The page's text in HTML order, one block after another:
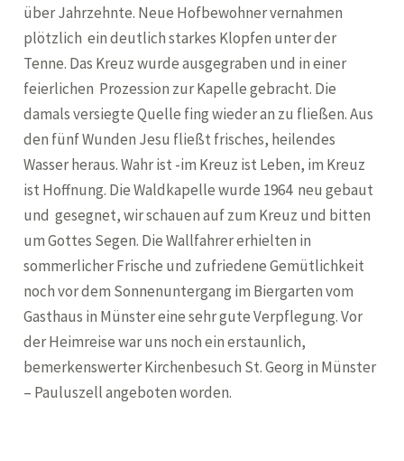
über Jahrzehnte. Neue Hofbewohner vernahmen
plötzlich ein deutlich starkes Klopfen unter der
Tenne. Das Kreuz wurde ausgegraben und in einer
feierlichen Prozession zur Kapelle gebracht. Die
damals versiegte Quelle fing wieder an zu fließen. Aus
den fünf Wunden Jesu fließt frisches, heilendes
Wasser heraus. Wahr ist -im Kreuz ist Leben, im Kreuz
ist Hoffnung. Die Waldkapelle wurde 1964 neu gebaut
und gesegnet, wir schauen auf zum Kreuz und bitten
um Gottes Segen. Die Wallfahrer erhielten in
sommerlicher Frische und zufriedene Gemütlichkeit
noch vor dem Sonnenuntergang im Biergarten vom
Gasthaus in Münster eine sehr gute Verpflegung. Vor
der Heimreise war uns noch ein erstaunlich,
bemerkenswerter Kirchenbesuch St. Georg in Münster
– Pauluszell angeboten worden.